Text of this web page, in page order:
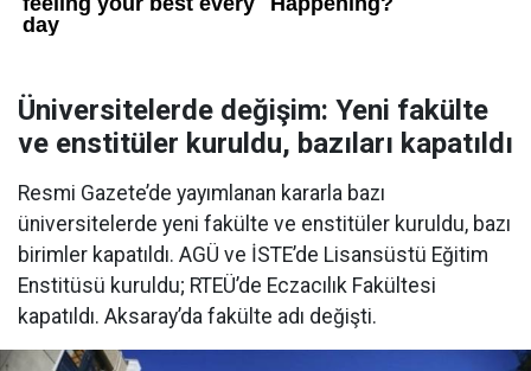
Üniversitelerde değişim: Yeni fakülte
ve enstitüler kuruldu, bazıları kapatıldı
Resmi Gazete’de yayımlanan kararla bazı
üniversitelerde yeni fakülte ve enstitüler kuruldu, bazı
birimler kapatıldı. AGÜ ve İSTE’de Lisansüstü Eğitim
Enstitüsü kuruldu; RTEÜ’de Eczacılık Fakültesi
kapatıldı. Aksaray’da fakülte adı değişti.